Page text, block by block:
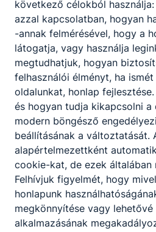
Mátészalkai SZC
Technikum, Szakképző
4300 Nyírbátor Füveskert u. 9.
következő célokból
azzal kapcsolatban, hogyan
-annak felmérésével, hogy a
látogatja, vagy használja
megtudhatjuk, hogyan
felhasználói élményt, ha
oldalunkat, honlap
és hogyan tudja kikapcsolni
modern böngésző
beállításának a változtatását.
alapértelmezettként
cookie-kat, de ezek
Felhívjuk figyelmét, hogy
honlapunk
megkönnyítése vagy
alkalmazásának